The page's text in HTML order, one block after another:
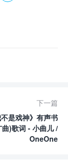
下一篇
是戏神》有声书
)歌词 - 小曲儿 /
OneOne